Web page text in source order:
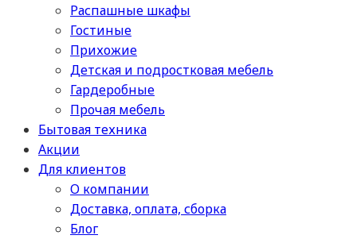
Распашные шкафы
Гостиные
Прихожие
Детская и подростковая мебель
Гардеробные
Прочая мебель
Бытовая техника
Акции
Для клиентов
О компании
Доставка, оплата, сборка
Блог